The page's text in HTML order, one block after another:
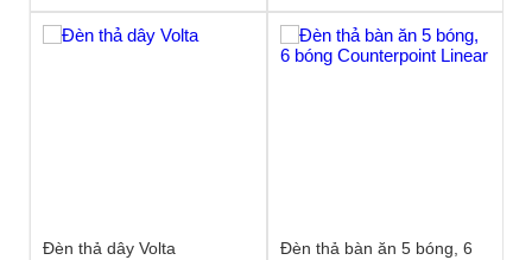
Đèn thả dây Volta
Đèn thả bàn ăn 5 bóng, 6